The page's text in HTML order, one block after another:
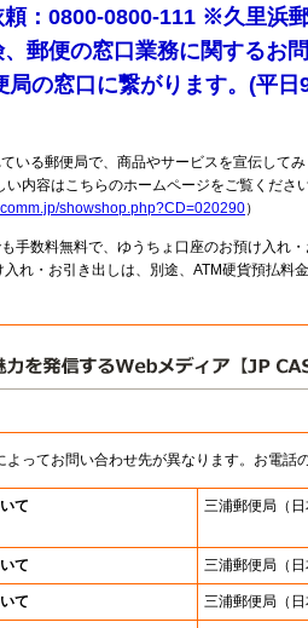
：0800-0800-111 ※久里浜
郵便の窓口業務に関するお
の窓口に繋がります。(平日
いる郵便局で、商品やサービスを宣伝して
内容はこちらのホームページをご覧くださ
showshop.php?CD=020290）
手数料無料で、ゆうちょ口座のお預け入れ
れ・お引き出しは、別途、ATM硬貨預払料
ってお問い合わせ先が異なります。お電話
て 三浦郵便局 （
て 三浦郵便局 （
て 三浦郵便局 （